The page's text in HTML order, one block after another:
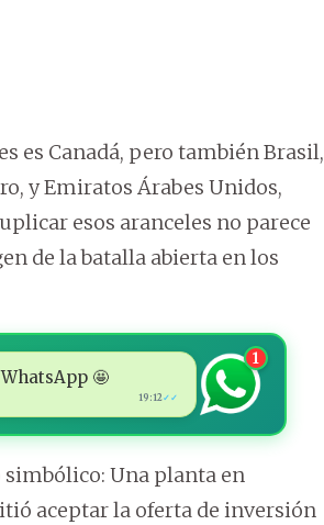
es Canadá, pero también Brasil,
y Emiratos Árabes Unidos,
esos aranceles no parece
de la batalla abierta en los
🤩
19:12✓✓
1
Una planta en
aceptar la oferta de inversión